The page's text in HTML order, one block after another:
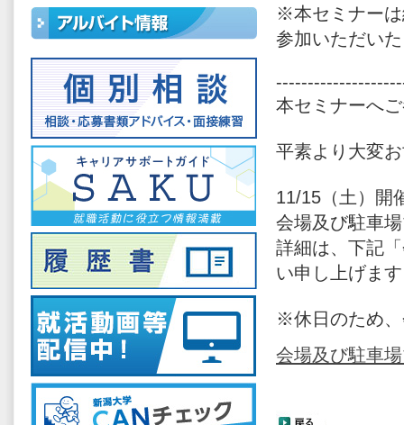
※本セミナー
参加いただい
本セミナーへ
平素より大変
11/15（土）開
会場及び駐車
詳細は、下記
い申し上げま
※休日のため
会場及び駐車